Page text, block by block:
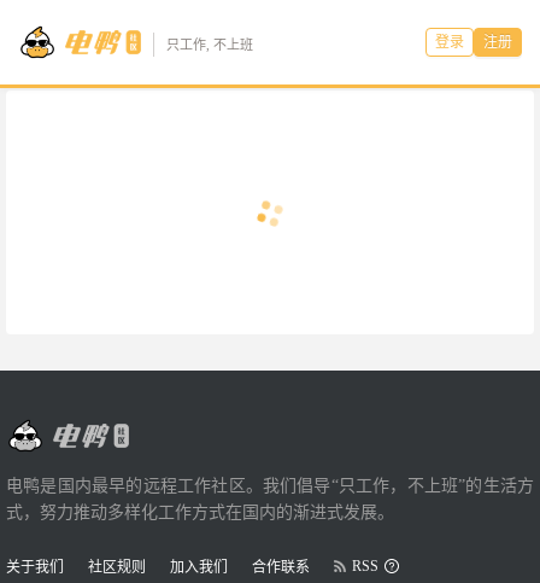
只工作, 不上班 登录 注册
电鸭是国内最早的远程工作社区。我们倡导“只工作，不上班”的生活方
式，努力推动多样化工作方式在国内的渐进式发展。
关于我们 社区规则 加入我们 合作联系 RSS